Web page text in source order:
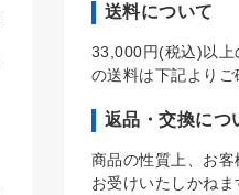
送料について
33,000円(税込)以上
の送料は下記よりご
返品・交換につ
商品の性質上、お
お受けいたしかね